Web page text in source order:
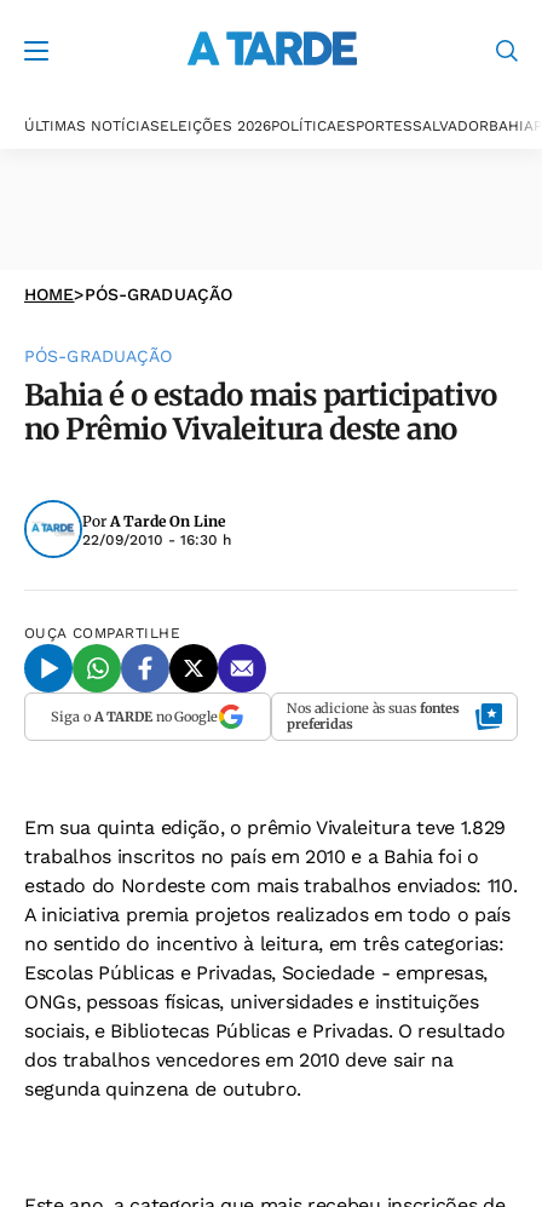
ÚLTIMAS NOTÍCIASELEIÇÕES 2026POLÍTICAESPORTESSALVADORBAHIA
HOME>PÓS-GRADUAÇÃO
PÓS-GRADUAÇÃO
Bahia é o estado mais participativo
no Prêmio Vivaleitura deste ano
PorA Tarde On Line
22/09/2010 - 16:30 h
OUÇA COMPARTILHE
Siga o A TARDEno Google Nos adicione às suas fontes
preferidas
Em sua quinta edição, o prêmio Vivaleitura teve 1.829
trabalhos inscritos no país em 2010 e a Bahia foi o
estado do Nordeste com mais trabalhos enviados: 110.
A iniciativa premia projetos realizados em todo o país
no sentido do incentivo à leitura, em três categorias:
Escolas Públicas e Privadas, Sociedade - empresas,
ONGs, pessoas físicas, universidades e instituições
sociais, e Bibliotecas Públicas e Privadas. O resultado
dos trabalhos vencedores em 2010 deve sair na
segunda quinzena de outubro.